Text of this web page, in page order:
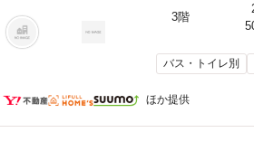
3階
バス・トイレ別
ほか提供